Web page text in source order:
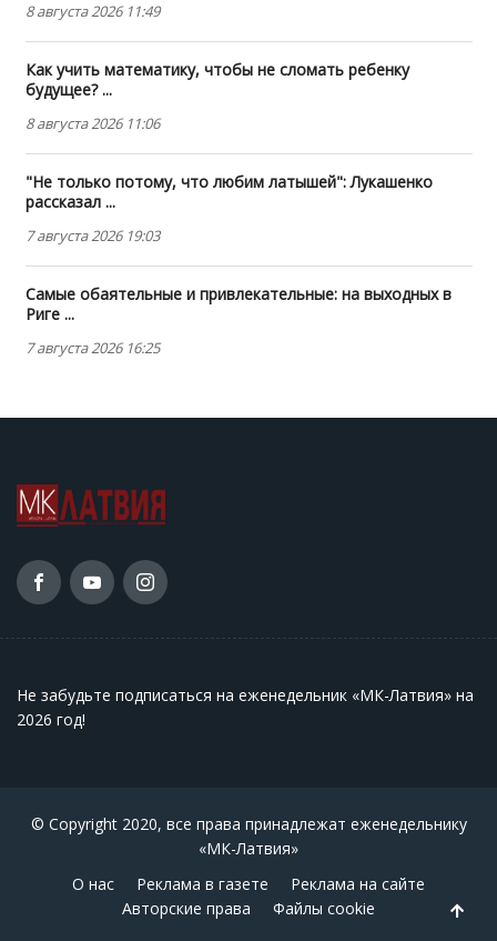
8 августа 2026 11:49
Как учить математику, чтобы не сломать ребенку
будущее? ...
8 августа 2026 11:06
"Не только потому, что любим латышей": Лукашенко
рассказал ...
7 августа 2026 19:03
Самые обаятельные и привлекательные: на выходных в
Риге ...
7 августа 2026 16:25
Не забудьте подписаться на еженедельник «МК-Латвия» на
2026 год!
© Copyright 2020, все права принадлежат еженедельнику
«МК-Латвия»
О нас
Реклама в газете
Реклама на сайте
Авторские права
Файлы cookie